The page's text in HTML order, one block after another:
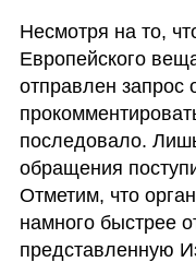
Несмотря на то,
Европейского
отправлен запрос
последовало.
обращения
Отметим, что
намного быстрее
представленную